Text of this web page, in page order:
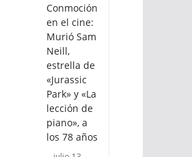
Conmoción
en el cine:
Murió Sam
Neill,
estrella de
«Jurassic
Park» y «La
lección de
piano», a
los 78 años